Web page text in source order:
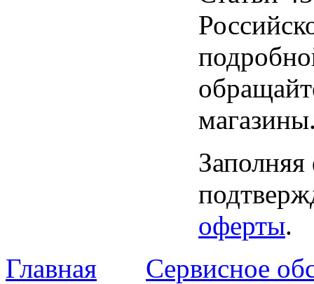
оферты.
Главная
Сервисное